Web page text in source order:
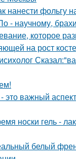
нанести фольгу
- научному,
которое
на рост
это важный
носки гель -
белый